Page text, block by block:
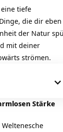
tiefe
die dir eben
der Natur
mit deiner
strömen.
Stärke